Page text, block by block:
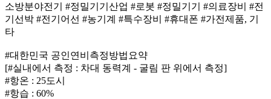
소방분야전기 #정밀기기산업 #로봇 #정밀기기 #의료장비 #전
기선박 #전기어선 #농기계 #특수장비 #휴대폰 #가전제품, 기
타
#대한민국 공인연비측정방법요약
[#실내에서 측정 : 차대 동력계 - 굴림 판 위에서 측정]
#항온 : 25도시
#항습 : 60%